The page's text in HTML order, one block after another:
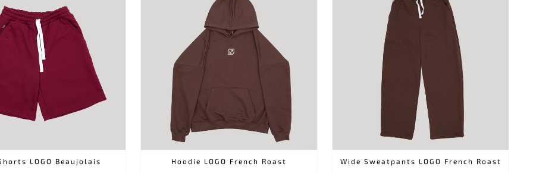
LOGO Beaujolais Hoodie LOGO French Roast Wide Sweatpants LOGO French Roast